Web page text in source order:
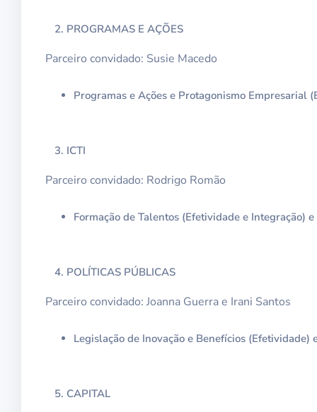
PROGRAMAS E AÇÕES
Parceiro convidado: Susie Macedo
Programas e Ações e Protagonismo Empresarial
ICTI
Parceiro convidado: Rodrigo Romão
Formação de Talentos (Efetividade e Integração)
POLÍTICAS PÚBLICAS
Parceiro convidado: Joanna Guerra e Irani Santos
Legislação de Inovação e Benefícios (Efetividade)
CAPITAL